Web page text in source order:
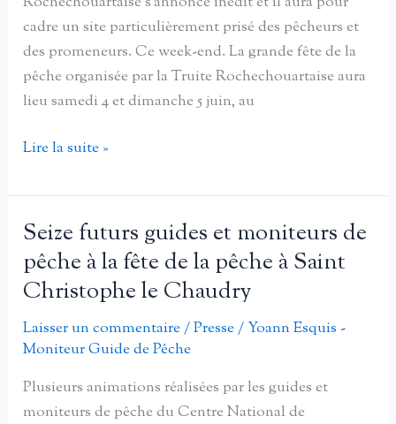
cadre un site particulièrement prisé des pêcheurs et
des promeneurs. Ce week-end. La grande fête de la
pêche organisée par la Truite Rochechouartaise aura
lieu samedi 4 et dimanche 5 juin, au
La
Rochechouartaise
se
prépare
à
deux
jours
de
Lire la suite »
Seize futurs guides et moniteurs de
pêche à la fête de la pêche à Saint
Christophe le Chaudry
Laisser un commentaire/Presse/Yoann Esquis -
Moniteur Guide de Pêche
Plusieurs animations réalisées par les guides et
moniteurs de pêche du Centre National de